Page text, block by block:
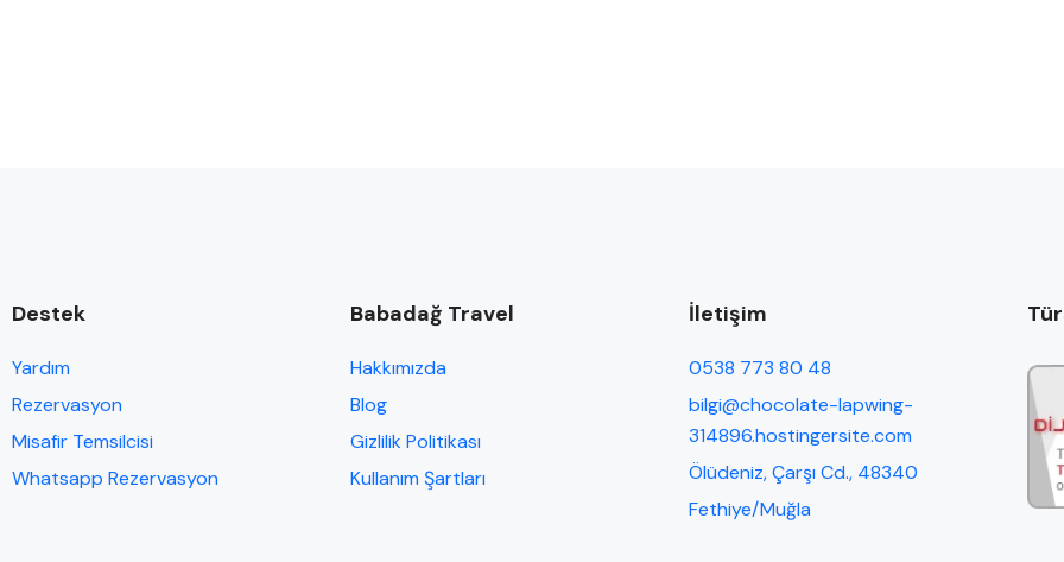
Destek
Yardım
Rezervasyon
Misafir Temsilcisi
Whatsapp Rezervasyon
Babadağ Travel
Hakkımızda
Blog
Gizlilik Politikası
Kullanım Şartları
İletişim
0538 773 80 48
bilgi@chocolate-lapwing-
314896.hostingersite.com
Ölüdeniz, Çarşı Cd., 48340
Fethiye/Muğla